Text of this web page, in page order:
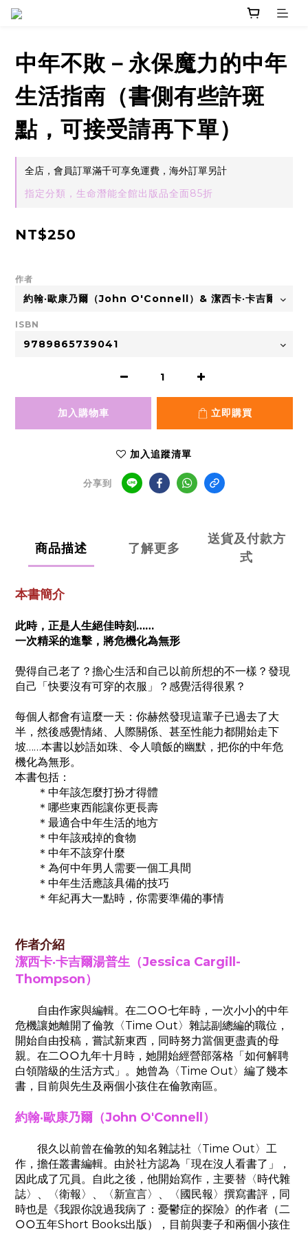
中年不敗－永保魔力的中年
生活指南（書側有些許斑
點，可接受請再下單）
全店，會員訂單滿千可享免運費，海外訂單另計
指定分類，生命潛能全館出版品全面85折
NT$250
作者
ISBN
加入購物車 立即購買
加入追蹤清單
分享到
商品描述 了解更多
送貨及付款方
式
本書簡介
此時，正是人生絕佳時刻……
一次精采的進擊，將危機化為無形
覺得自己老了？擔心生活和自己以前所想的不一樣？發現
自己 「快要沒有可穿的衣服」？感覺活得很累？
每個人都會有這麼一天：你赫然發現這輩子已過去了大
半，然後感覺情緒、人際關係、甚至性能力都開始走下
坡……本書以妙語如珠、令人噴飯的幽默，把你的中年危
機化為無形。
本書包括：
＊中年該怎麼打扮才得體
＊哪些東西能讓你更長壽
＊最適合中年生活的地方
＊中年該戒掉的食物
＊中年不該穿什麼
＊為何中年男人需要一個工具間
＊中年生活應該具備的技巧
＊年紀再大一點時，你需要準備的事情
作者介紹
潔西卡‧卡吉爾湯普生（Jessica Cargill-
Thompson）
自由作家與編輯。在二○○七年時，一次小小的中年
危機讓她離開了倫敦〈Time Out〉雜誌副總編的職位，
開始自由投稿，嘗試新東西，同時努力當個更盡責的母
親。在二○○九年十月時，她開始經營部落格「如何解聘
白領階級的生活方式」。她曾為〈Time Out〉編了幾本
書，目前與先生及兩個小孩住在倫敦南區。
約翰‧歐康乃爾（John O'Connell）
很久以前曾在倫敦的知名雜誌社〈Time Out〉工
作，擔任叢書編輯。由於社方認為「現在沒人看書了」，
因此成了冗員。自此之後，他開始寫作，主要替〈時代雜
誌〉、〈衛報〉、〈新宣言〉、〈國民報〉撰寫書評，同
時也是《我跟你說過我病了：憂鬱症的探險》的作者（二
○○五年Short Books出版），目前與妻子和兩個小孩住